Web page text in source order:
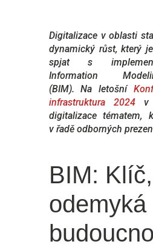
Digitalizace v oblasti
dynamický růst, který
spjat s
Information
(BIM). Na letošní
infrastruktura 2024v
digitalizace tématem,
v řadě odborných
BIM:
odemyká